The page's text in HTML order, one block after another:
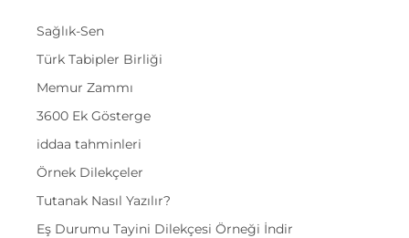
Sağlık-Sen
Türk Tabipler Birliği
Memur Zammı
3600 Ek Gösterge
iddaa tahminleri
Örnek Dilekçeler
Tutanak Nasıl Yazılır?
Eş Durumu Tayini Dilekçesi Örneği İndir